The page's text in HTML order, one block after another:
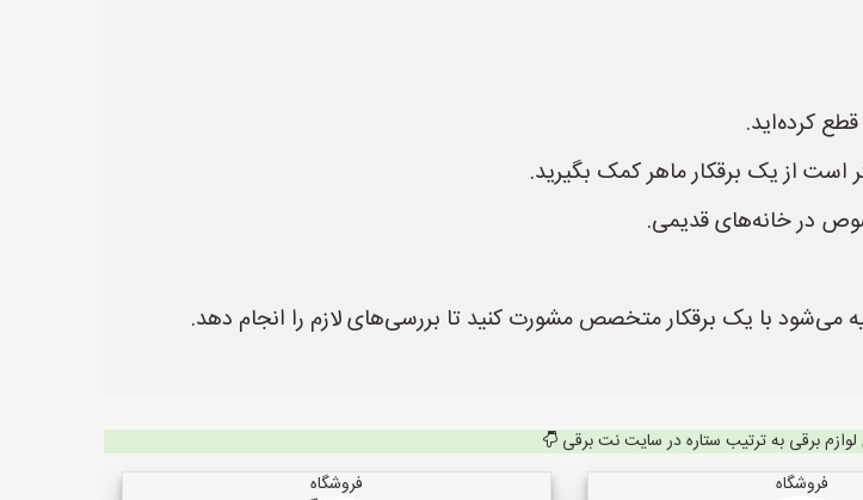
کرده‌اید.
از یک برقکار ماهر کمک بگیرید.
در خانه‌های قدیمی.
می‌شود با یک برقکار متخصص مشورت کنید تا بررسی‌های لازم را انجام دهد.
برقی به ترتیب ستاره در سایت نت برقی
فروشگاه فروشگاه